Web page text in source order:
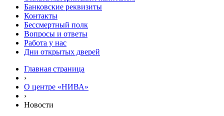
Банковские реквизиты
Контакты
Бессмертный полк
Вопросы и ответы
Работа у нас
Дни открытых дверей
Главная страница
›
О центре «НИВА»
›
Новости